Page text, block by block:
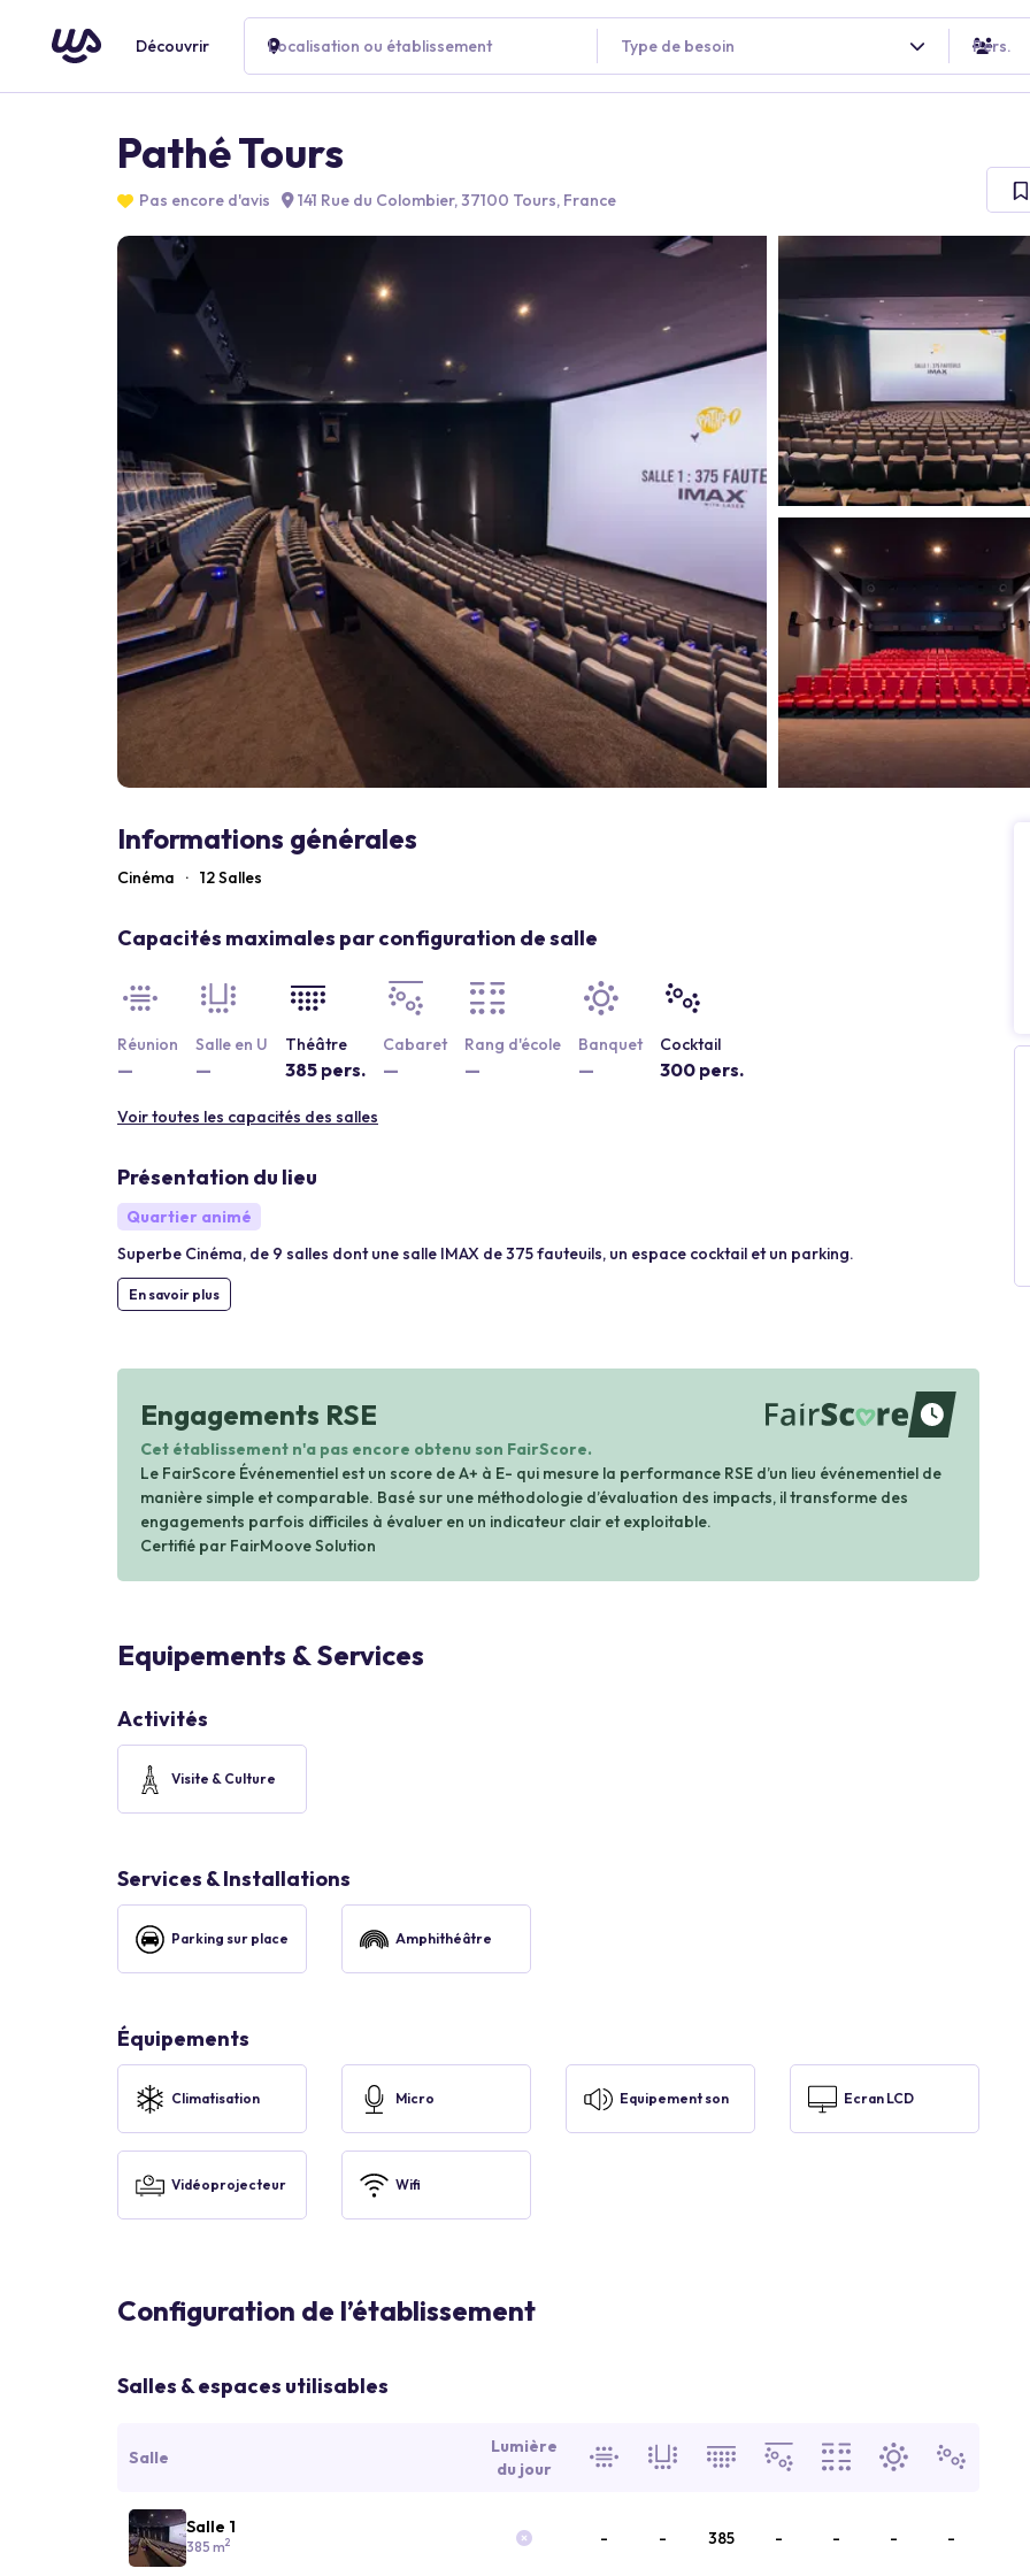
Découvrir Localisation ou établissement Type de besoin Pers.
Pathé Tours
Pas encore d'avis 141 Rue du Colombier, 37100 Tours, France
Informations générales
Cinéma · 12 Salles
Capacités maximales par configuration de salle
Réunion
—
Salle en U
—
Théâtre
385 pers.
Cabaret
—
Rang d'école
—
Banquet
—
Cocktail
300 pers.
Voir toutes les capacités des salles
Présentation du lieu
Quartier animé
Superbe Cinéma, de 9 salles dont une salle IMAX de 375 fauteuils, un espace cocktail et un parking.
En savoir plus
Engagements RSE
waiting
Cet établissement n'a pas encore obtenu son FairScore.
Le FairScore Événementiel est un score de A+ à E- qui mesure la performance RSE d’un lieu événementiel de
manière simple et comparable. Basé sur une méthodologie d’évaluation des impacts, il transforme des
engagements parfois difficiles à évaluer en un indicateur clair et exploitable.
Certifié par FairMoove Solution
Equipements & Services
Activités
Visite & Culture
Services & Installations
Parking sur place Amphithéâtre
Équipements
Climatisation Micro Equipement son Ecran LCD
Vidéoprojecteur Wifi
Configuration de l’établissement
Salles & espaces utilisables
Salle
Lumière
du jour
Salle 1
385 m2 - - 385 - - - -